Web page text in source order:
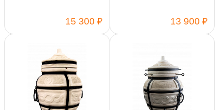
15 300 ₽ 13 900 ₽